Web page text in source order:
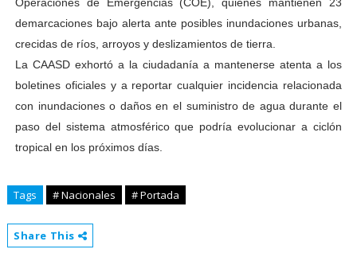
demarcaciones bajo alerta ante posibles inundaciones urbanas,
crecidas de ríos, arroyos y deslizamientos de tierra.
La CAASD exhortó a la ciudadanía a mantenerse atenta a los
boletines oficiales y a reportar cualquier incidencia relacionada
con inundaciones o daños en el suministro de agua durante el
paso del sistema atmosférico que podría evolucionar a ciclón
tropical en los próximos días.
Tags # Nacionales # Portada
Share This